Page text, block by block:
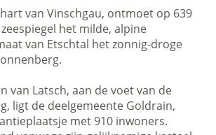
van Vinschgau, ontmoet op 639
het milde, alpine
van Etschtal het zonnig-droge
van Latsch, aan de voet van de
ligt de deelgemeente Goldrain,
met 910 inwoners.